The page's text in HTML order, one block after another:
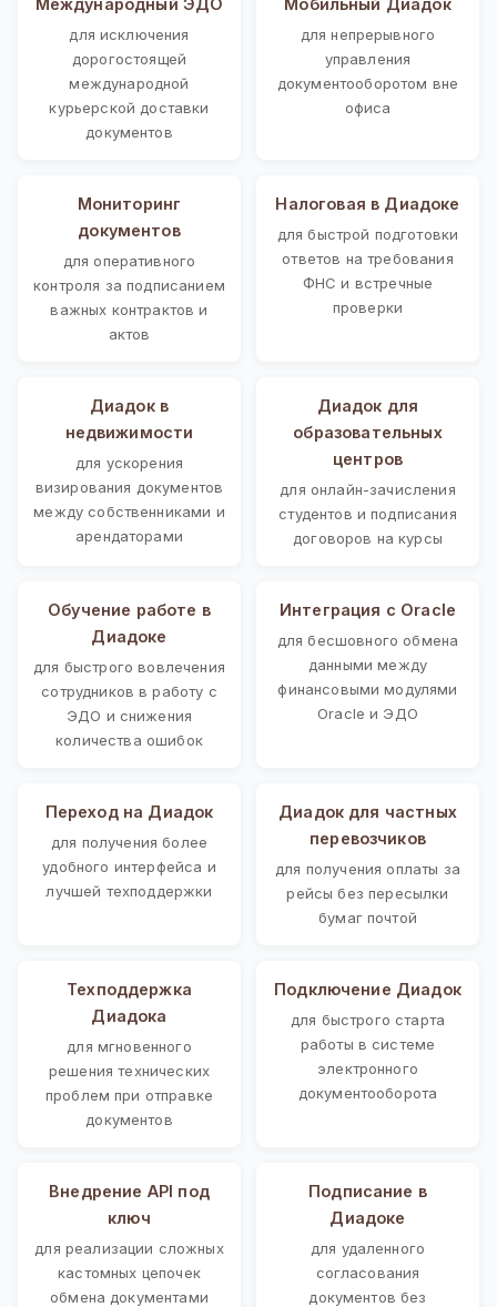
для исключения
дорогостоящей
международной
курьерской доставки
документов
для непрерывного
управления
документооборотом вне
офиса
Мониторинг
документов
для оперативного
контроля за подписанием
важных контрактов и
актов
Налоговая в Диадоке
для быстрой подготовки
ответов на требования
ФНС и встречные
проверки
Диадок в
недвижимости
для ускорения
визирования документов
между собственниками и
арендаторами
Диадок для
образовательных
центров
для онлайн-зачисления
студентов и подписания
договоров на курсы
Обучение работе в
Диадоке
для быстрого вовлечения
сотрудников в работу с
ЭДО и снижения
количества ошибок
Интеграция с Oracle
для бесшовного обмена
данными между
финансовыми модулями
Oracle и ЭДО
Переход на Диадок
для получения более
удобного интерфейса и
лучшей техподдержки
Диадок для частных
перевозчиков
для получения оплаты за
рейсы без пересылки
бумаг почтой
Техподдержка
Диадока
для мгновенного
решения технических
проблем при отправке
документов
Подключение Диадок
для быстрого старта
работы в системе
электронного
документооборота
Внедрение API под
ключ
для реализации сложных
кастомных цепочек
обмена документами
Подписание в
Диадоке
для удаленного
согласования
документов без